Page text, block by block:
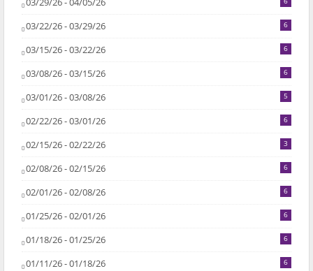
03/22/26 - 03/29/26 6
03/15/26 - 03/22/26 6
03/08/26 - 03/15/26 6
03/01/26 - 03/08/26 5
02/22/26 - 03/01/26 6
02/15/26 - 02/22/26 3
02/08/26 - 02/15/26 6
02/01/26 - 02/08/26 6
01/25/26 - 02/01/26 6
01/18/26 - 01/25/26 6
01/11/26 - 01/18/26 6